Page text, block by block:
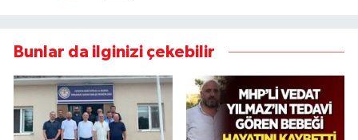
Bunlar da ilginizi çekebilir